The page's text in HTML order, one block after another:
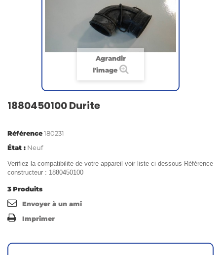
Agrandir
l'image
1880450100 Durite
Référence180231
État : Neuf
Verifiez la compatibilite de votre appareil voir liste ci-dessous Référence
constructeur : 1880450100
3Produits
Envoyer à un ami
Imprimer